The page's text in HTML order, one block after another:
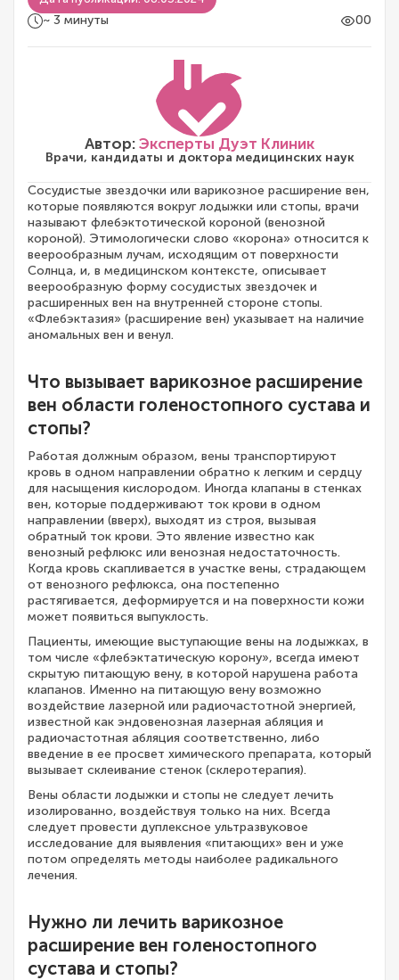
~ 3 минуты 00
Автор:Эксперты Дуэт Клиник
Врачи, кандидаты и доктора медицинских наук
Сосудистые звездочки или варикозное расширение вен,
которые появляются вокруг лодыжки или стопы, врачи
называют флебэктотической короной (венозной
короной). Этимологически слово «корона» относится к
веерообразным лучам, исходящим от поверхности
Солнца, и, в медицинском контексте, описывает
веерообразную форму сосудистых звездочек и
расширенных вен на внутренней стороне стопы.
«Флебэктазия» (расширение вен) указывает на наличие
аномальных вен и венул.
Что вызывает варикозное расширение
вен области голеностопного сустава и
стопы?
Работая должным образом, вены транспортируют
кровь в одном направлении обратно к легким и сердцу
для насыщения кислородом. Иногда клапаны в стенках
вен, которые поддерживают ток крови в одном
направлении (вверх), выходят из строя, вызывая
обратный ток крови. Это явление известно как
венозный рефлюкс или венозная недостаточность.
Когда кровь скапливается в участке вены, страдающем
от венозного рефлюкса, она постепенно
растягивается, деформируется и на поверхности кожи
может появиться выпуклость.
Пациенты, имеющие выступающие вены на лодыжках, в
том числе «флебэктатическую корону», всегда имеют
скрытую питающую вену, в которой нарушена работа
клапанов. Именно на питающую вену возможно
воздействие лазерной или радиочастотной энергией,
известной как эндовенозная лазерная абляция и
радиочастотная абляция соответственно, либо
введение в ее просвет химического препарата, который
вызывает склеивание стенок (склеротерапия).
Вены области лодыжки и стопы не следует лечить
изолированно, воздействуя только на них. Всегда
следует провести дуплексное ультразвуковое
исследование для выявления «питающих» вен и уже
потом определять методы наиболее радикального
лечения.
Нужно ли лечить варикозное
расширение вен голеностопного
сустава и стопы?